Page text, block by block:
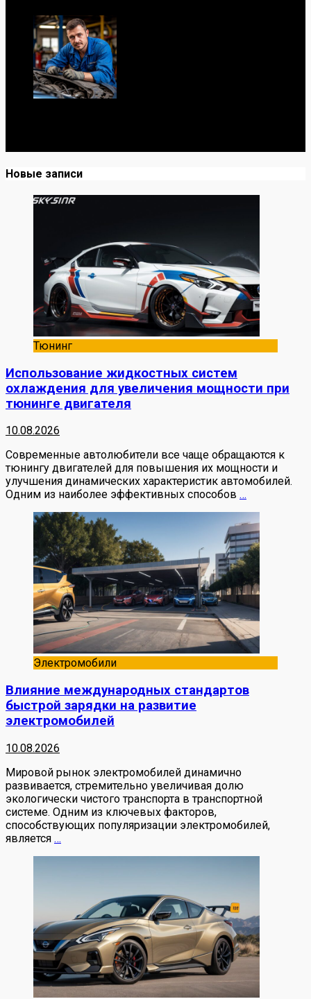
Новые записи
Тюнинг
Использование жидкостных систем
охлаждения для увеличения мощности при
тюнинге двигателя
10.08.2026
Современные автолюбители все чаще обращаются к
тюнингу двигателей для повышения их мощности и
улучшения динамических характеристик автомобилей.
Одним из наиболее эффективных способов …
Электромобили
Влияние международных стандартов
быстрой зарядки на развитие
электромобилей
10.08.2026
Мировой рынок электромобилей динамично
развивается, стремительно увеличивая долю
экологически чистого транспорта в транспортной
системе. Одним из ключевых факторов,
способствующих популяризации электромобилей,
является …